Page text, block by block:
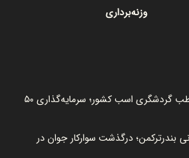
وزنه‌برداری
یزد در مسیر تبدیل‌شدن به قطب گردشگری اسب کشور؛ سرمایه‌گذاری ۵۰
بندرترکمن؛ درگذشت سوارکار جوان در